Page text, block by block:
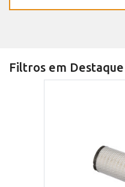
Filtros em Destaque